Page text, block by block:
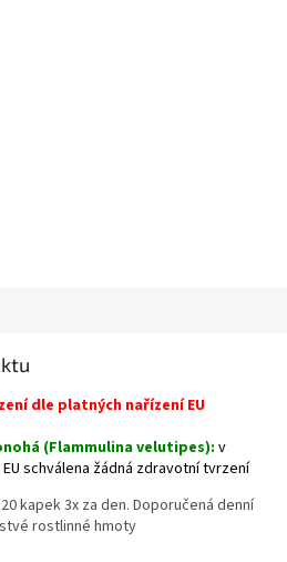
dle platných nařízení EU
(Flammulina velutipes): v
schválena žádná zdravotní tvrzení
kapek 3x za den. Doporučená denní
rostlinné hmoty